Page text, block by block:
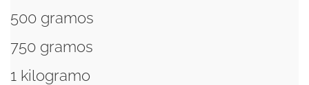
500 gramos
750 gramos
1 kilogramo